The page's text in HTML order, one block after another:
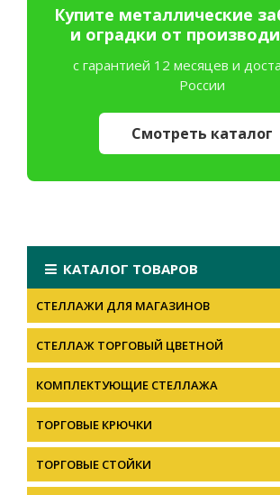
Купите металлические
и оградки от
с гарантией 12 месяцев и
России
Смотреть каталог
КАТАЛОГ ТОВАРОВ
СТЕЛЛАЖИ ДЛЯ МАГАЗИНОВ
CТЕЛЛАЖ ТОРГОВЫЙ ЦВЕТНОЙ
КОМПЛЕКТУЮЩИЕ СТЕЛЛАЖА
ТОРГОВЫЕ КРЮЧКИ
ТОРГОВЫЕ СТОЙКИ